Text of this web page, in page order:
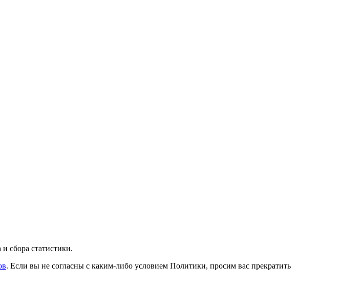
сбора статистики.
. Если вы не согласны с каким-либо условием Политики, просим вас прекратить